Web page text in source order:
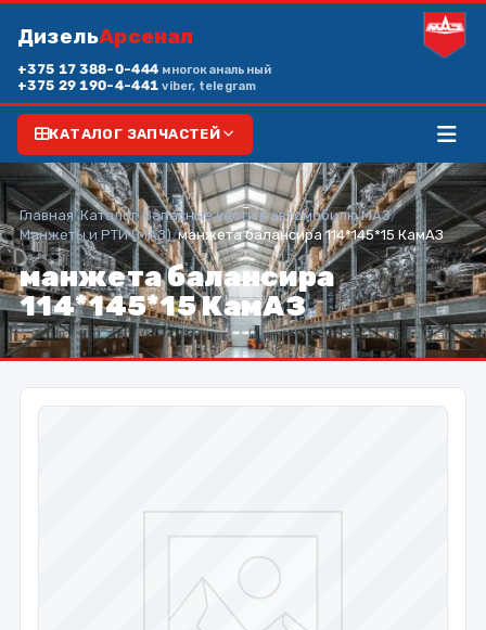
ДизельАрсенал
+375 17 388-0-444 многоканальный
+375 29 190-4-441viber, telegram
КАТАЛОГ ЗАПЧАСТЕЙ
Главная/Каталог/Запасные части к автомобилю МАЗ/
Манжеты и РТИ (МАЗ)/манжета балансира 114*145*15 КамАЗ
манжета балансира
114*145*15 КамАЗ